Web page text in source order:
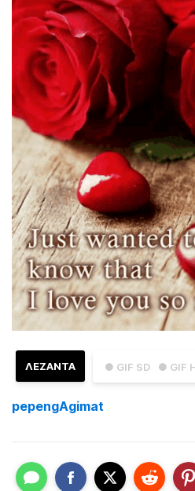
● GIF SD ● GIF
ΛΕΖΑΝΤΑ
pepengAgimat